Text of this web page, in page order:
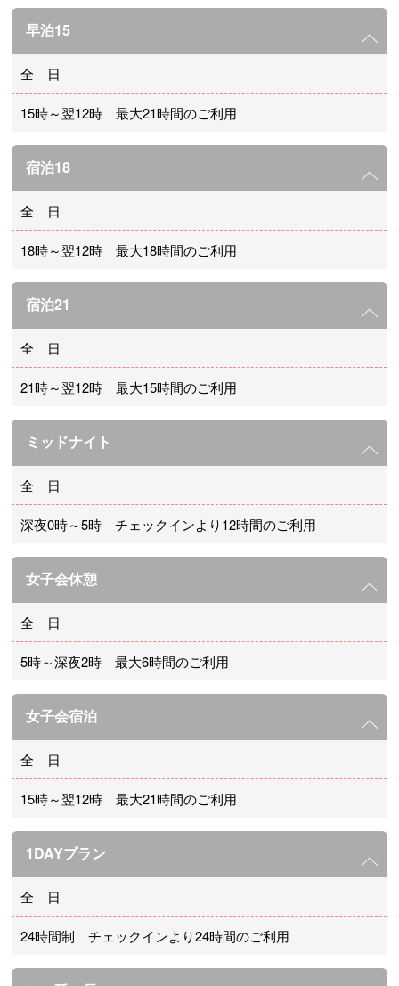
早泊15
全 日
15時～翌12時 最大21時間のご利用
宿泊18
全 日
18時～翌12時 最大18時間のご利用
宿泊21
全 日
21時～翌12時 最大15時間のご利用
ミッドナイト
全 日
深夜0時～5時 チェックインより12時間のご利用
女子会休憩
全 日
5時～深夜2時 最大6時間のご利用
女子会宿泊
全 日
15時～翌12時 最大21時間のご利用
1DAYプラン
全 日
24時間制 チェックインより24時間のご利用